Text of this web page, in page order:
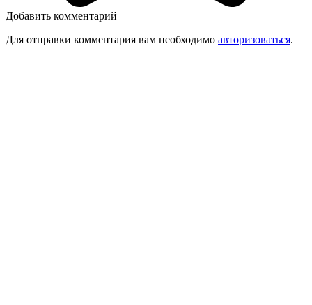
Добавить комментарий
Для отправки комментария вам необходимо авторизоваться.